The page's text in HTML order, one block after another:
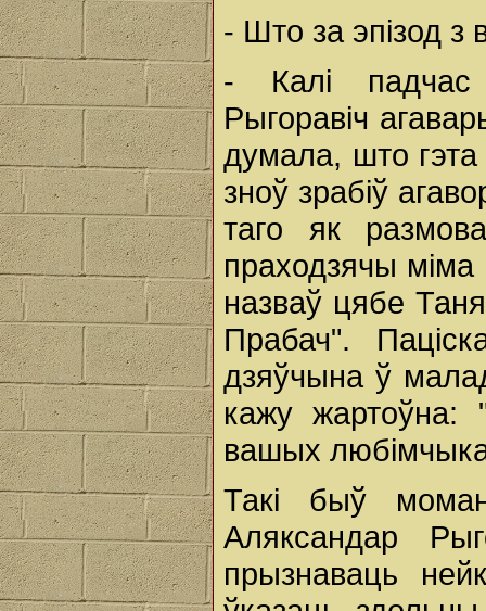
- Што за эпізод з
- Калі падчас
Рыгоравіч
думала, што
зноў зрабіў
таго як
праходзячы
назваў цябе
Прабач".
дзяўчына ў
кажу жартоўна:
вашых
Такі быў
Аляксандар
прызнаваць